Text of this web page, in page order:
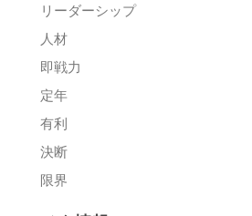
リーダーシップ
人材
即戦力
定年
有利
決断
限界